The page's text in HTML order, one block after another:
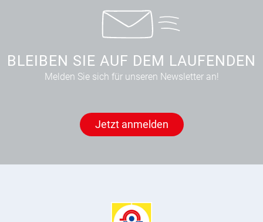
BLEIBEN SIE AUF DEM LAUFENDEN
Melden Sie sich für unseren Newsletter an!
Jetzt anmelden